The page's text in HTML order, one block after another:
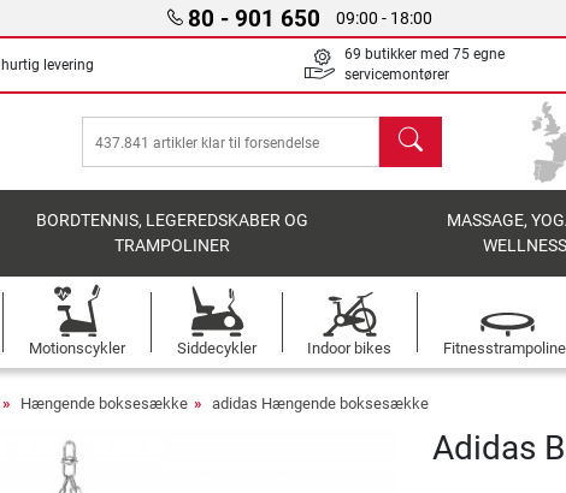
80 - 901 650 09:00 - 18:00
hurtig levering
69 butikker med 75 egne
servicemontører
søg
BORDTENNIS, LEGEREDSKABER OG
TRAMPOLINER
MASSAGE,
Motionscykler Siddecykler Indoor bikes
Hængende boksesække adidas Hængende boksesække
Adidas